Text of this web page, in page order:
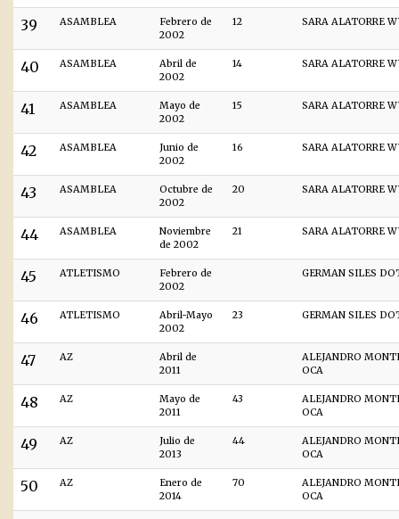
39 ASAMBLEA
Febrero de
2002
12 SARA ALATORRE
40 ASAMBLEA
Abril de
2002
14 SARA ALATORRE
41 ASAMBLEA
Mayo de
2002
15 SARA ALATORRE
42 ASAMBLEA
Junio de
2002
16 SARA ALATORRE
43 ASAMBLEA
Octubre de
2002
20 SARA ALATORRE
44 ASAMBLEA
Noviembre
de 2002
21 SARA ALATORRE
45 ATLETISMO
Febrero de
2002
GERMAN SILES
46 ATLETISMO
Abril-Mayo
2002
23 GERMAN SILES
47 AZ
Abril de
2011
ALEJANDRO
OCA
48 AZ
Mayo de
2011
43
ALEJANDRO
OCA
49 AZ
Julio de
2013
44
ALEJANDRO
OCA
50 AZ
Enero de
2014
70
ALEJANDRO
OCA